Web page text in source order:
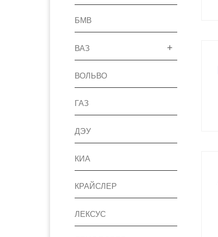
БМВ
ВАЗ
ВОЛЬВО
ГАЗ
ДЭУ
КИА
КРАЙСЛЕР
ЛЕКСУС